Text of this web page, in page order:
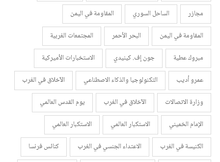
مجازر
الساحل السوري
المقاومة في اليمن
المقاومة في اليمن
البحر الأحمر
المجتمعات الغربية
مبروك عطية
جون إف. كينيدي
الاستخبارات الأميركية
عمرو أديب
التكنولوجيا والذكاء الاصطناعي
الآخلاق في الغرب
وزارة الاتصالات
الآخلاق في الغرب
يوم القدس العالمي
الإمام الخميني
الاستكبار العالمي
الاستكبار العالمي
الكنيسة في الغرب
الاعتداء الجنسي في الغرب
كنائس فرنسا